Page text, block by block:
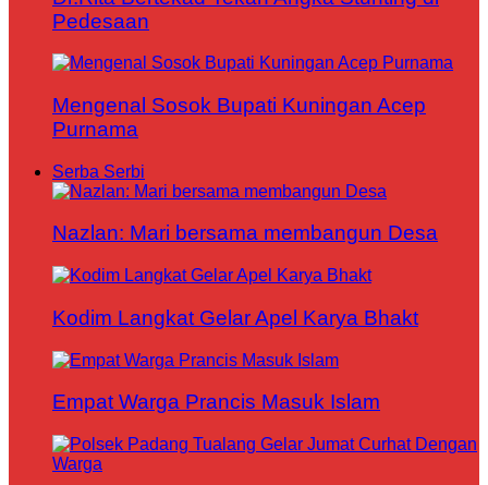
Pedesaan
Mengenal Sosok Bupati Kuningan Acep
Purnama
Serba Serbi
Nazlan: Mari bersama membangun Desa
Kodim Langkat Gelar Apel Karya Bhakt
Empat Warga Prancis Masuk Islam